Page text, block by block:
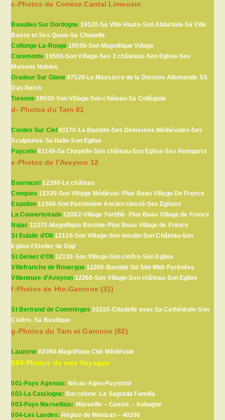
c-Photos de Corrèze Cantal Limousin
Beaulieu Sur Dordogne 19120-Sa Ville Haute-Son Abbatiale-Sa Ville
Basse et Ses Quais-Sa Chapelle
Collonge-La-Rouge 19500-Son Magnifique Village
Curemonte 19500-Son Village-Ses 3 châteaux-Son Eglise-Ses
Maisons Nobles
Oradour Sur Glane 87520-Le Massacre de la Division Allemande SS
Das Reich
Turenne 19500-Son Village-Son château-Sa Collégiale
d- Photos du Tarn 81
Cordes Sur Ciel81170-La Bastide-Ses Demeures Médiévales-Ses
Sculptures-Sa Halle-Son Eglise
Puycelsi 81140-Sa Chapelle-Son château-Son Eglise-Ses Remparts
e-Photos de l’Aveyron 12
Bournazel 12390-Le château
Conques 12320-Son Village Médiéval- Plus Beau Village De France
Espalion 12500-Son Patrimoine Ancien classé-Ses Eglises
La Couvertoirade 12082-Village Fortifié- Plus Beau Village de France
Najac12270-Magnifique Bastide-Plus Beau Village de France
St Eulalie d’Olt 12130-Son Village-Son moulin-Son Château-Son
Eglise-l’Atelier de Gigi
St Geniez d’Olt12130-Son Village-Son cloître-Son Eglise
Villefranche de Rouergue12200-Bastide Gd Site Midi-Pyrénées
Villeneuve d’Aveyron 12260-Son Village-Son château-Son Eglise
f-Photos de Hte-Garonne (31)
St Bertrand de Comminges 31510-Citadelle avec Sa Cathédrale-Son
Cloître- Sa Basilique
g-Photos du Tarn et Garonne (82)
Lauzerte 82094-Magnifique Cité Médiévale
004-Photos de mes Voyages
001-Pays Agenais: Nérac-Agen-Puymirol
002-La Catalogne:Barcelone -La Sagrada Familia
003-Pays Marseillais: Marseille – Cassis – Aubagne
004-Les Landes:Région de Mimizan – 40200